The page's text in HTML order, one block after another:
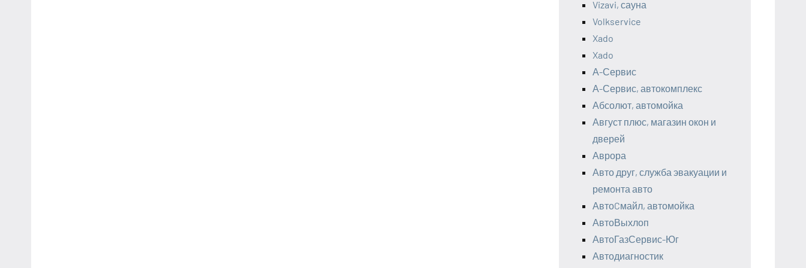
Vizavi, сауна
Volkservice
Xado
Xado
А-Сервис
А-Сервис, автокомплекс
Абсолют, автомойка
Август плюс, магазин окон и
дверей
Аврора
Авто друг, служба эвакуации и
ремонта авто
АвтоCмайл, автомойка
АвтоВыхлоп
АвтоГазСервис-Юг
Автодиагностик